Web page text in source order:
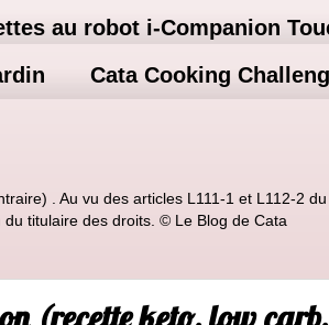
au robot i-Companion
Cata Cooking
. Au vu des articles L111-1 et L112-2
titulaire des droits. © Le Blog de Cata